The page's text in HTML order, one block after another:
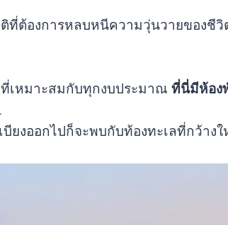
ที่ต้องการหลบหนีความวุ่นวายของชี
เหมาะสมกับทุกงบประมาณ ที่นี่มีห้อง
ยงออกไปก็จะพบกับท้องทะเลที่กว้า